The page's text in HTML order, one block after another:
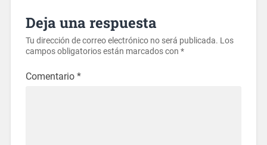
Deja una respuesta
Tu dirección de correo electrónico no será publicada. Los
campos obligatorios están marcados con *
Comentario *